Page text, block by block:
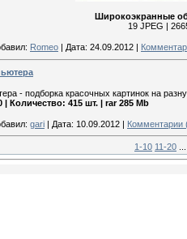
Широкоэкранные
19 JPEG |
Romeo | Дата: 24.09.2012 |
- подборка красочных картинок на
Количество: 415 шт. | rar 285 Mb
gari | Дата: 10.09.2012 | Комментарии
1-10 11-20